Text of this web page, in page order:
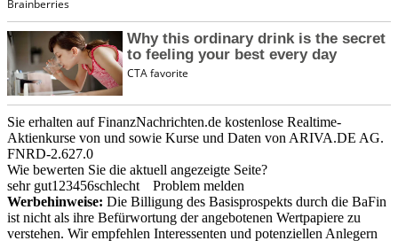
Sie erhalten auf FinanzNachrichten.de kostenlose Realtime-
Aktienkurse von und sowie Kurse und Daten von ARIVA.DE AG.
FNRD-2.627.0
Wie bewerten Sie die aktuell angezeigte Seite?
sehr gut1 23456schlecht
Problem melden
Werbehinweise: Die Billigung des Basisprospekts durch die BaFin
ist nicht als ihre Befürwortung der angebotenen Wertpapiere zu
verstehen. Wir empfehlen Interessenten und potenziellen Anlegern